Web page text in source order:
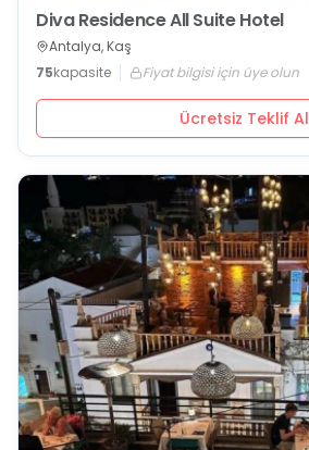
Diva Residence All Suite Hotel
Antalya, Kaş
75kapasite Fiyat bilgisi için üye olun
Ücretsiz Teklif Al